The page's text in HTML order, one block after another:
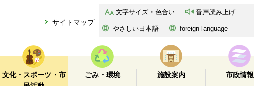
サイトマップ
文字サイズ・色合い 音声読み上げ
やさしい日本語 foreign language
文化・スポーツ・市
ごみ・環境 施設案内 市政情報